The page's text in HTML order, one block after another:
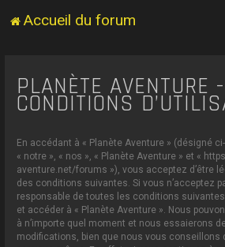
Accueil du forum
PLANÈTE AVENTURE -
CONDITIONS
En accédant à « Planète Aventure » (désigné
« notre », « nos », « Planète Aventure » et «
aventure.net/forums »), vous acceptez d’être
des conditions suivantes. Si vous n’acceptez
responsable de toutes les conditions
et accéder à « Planète Aventure ». Nous
à n’importe quel moment et nous essaierons
modifications, bien que nous vous conseillons